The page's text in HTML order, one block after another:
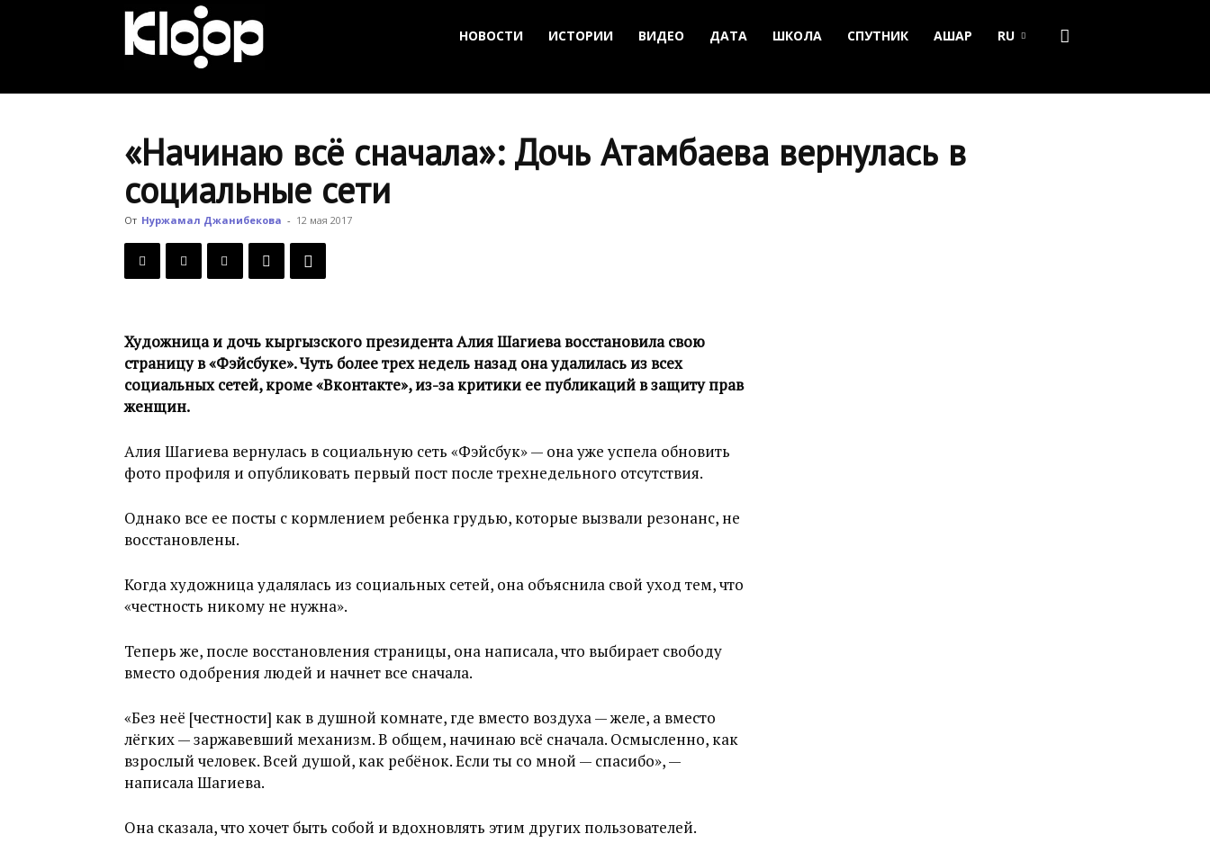
Новости
Кыргызстана
НОВОСТИ ИСТОРИИ ВИДЕО ДАТА ШКОЛА СПУТНИК АШАР RU
«Начинаю всё сначала»: Дочь Атамбаева вернулась в
социальные сети
От Нуржамал Джанибекова - 12 мая 2017
Художница и дочь кыргызского президента Алия Шагиева восстановила свою
страницу в «Фэйсбуке». Чуть более трех недель назад она удалилась из всех
социальных сетей, кроме «Вконтакте», из-за критики ее публикаций в защиту прав
женщин.
Алия Шагиева вернулась в социальную сеть «Фэйсбук» — она уже успела обновить
фото профиля и опубликовать первый пост после трехнедельного отсутствия.
Однако все ее посты с кормлением ребенка грудью, которые вызвали резонанс, не
восстановлены.
Когда художница удалялась из социальных сетей, она объяснила свой уход тем, что
«честность никому не нужна».
Теперь же, после восстановления страницы, она написала, что выбирает свободу
вместо одобрения людей и начнет все сначала.
«Без неё [честности] как в душной комнате, где вместо воздуха — желе, а вместо
лёгких — заржавевший механизм. В общем, начинаю всё сначала. Осмысленно, как
взрослый человек. Всей душой, как ребёнок. Если ты со мной — спасибо», —
написала Шагиева.
Она cказала, что хочет быть собой и вдохновлять этим других пользователей.